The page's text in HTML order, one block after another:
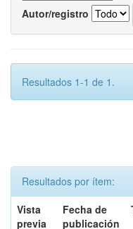
Autor/registro
Resultados 1-1 de 1.
Resultados por ítem:
Vista
previa
Fecha de
publicación